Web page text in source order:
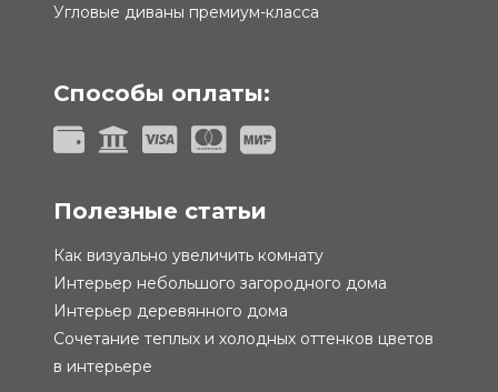
Угловые диваны премиум-класса
Способы оплаты:
Полезные статьи
Как визуально увеличить комнату
Интерьер небольшого загородного дома
Интерьер деревянного дома
Сочетание теплых и холодных оттенков цветов
в интерьере